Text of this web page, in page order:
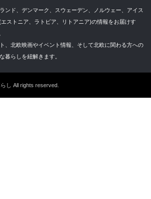
ンド、デンマーク、スウェーデン、ノルウェー、アイス
ストニア、ラトビア、リトアニア)の情報をお届けす
、北欧映画やイベント情報、そして北欧に関わる方への
暮らしを紐解きます。
し All rights reserved.